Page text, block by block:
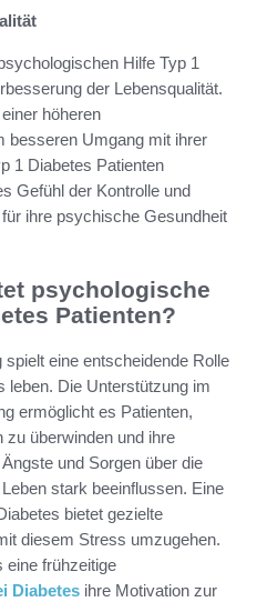
Hilfe Typ 1
der Lebensqualität.
höheren
besseren Umgang mit ihrer
1 Diabetes Patienten
Gefühl der Kontrolle und
ihre psychische Gesundheit
psychologische
Patienten?
eine entscheidende Rolle
leben. Die Unterstützung im
ermöglicht es Patienten,
zu überwinden und ihre
und Sorgen über die
stark beeinflussen. Eine
bietet gezielte
diesem Stress umzugehen.
eine frühzeitige
Diabetes ihre Motivation zur